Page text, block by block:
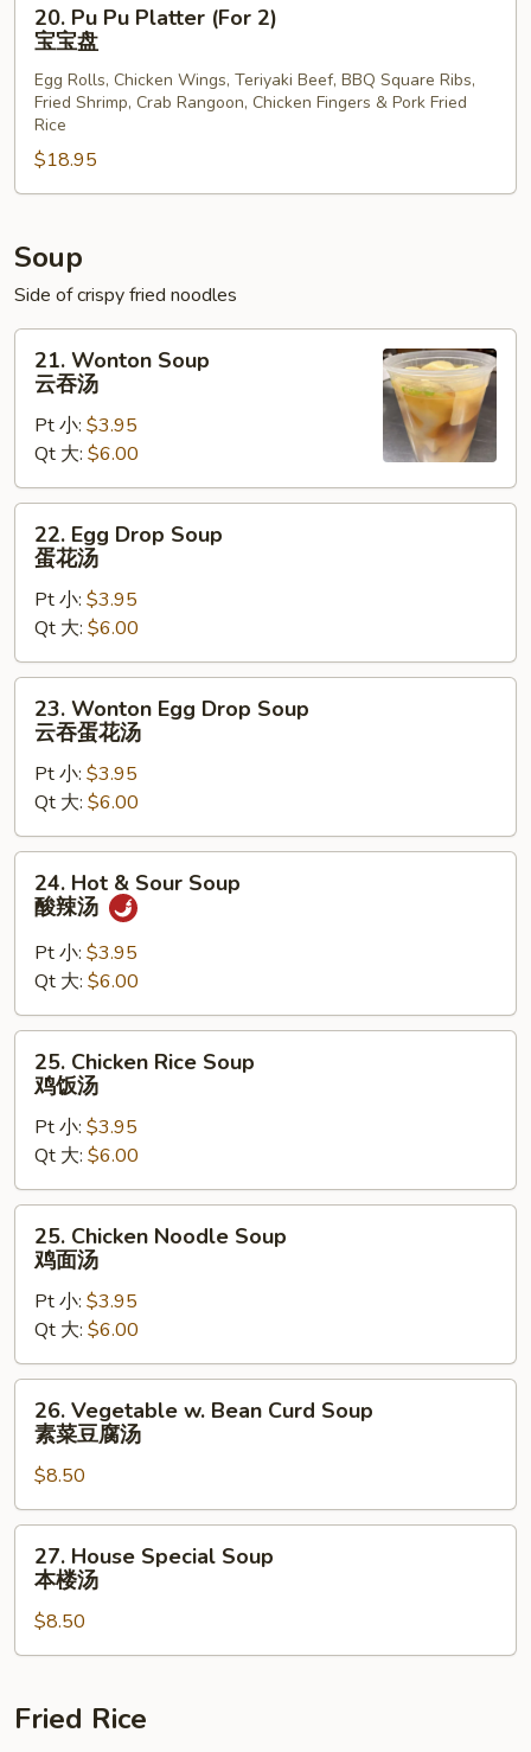
Pu
Pu
Platter
(For
宝
20. Pu Pu Platter (For 2)
宝宝盘
Egg Rolls, Chicken Wings, Teriyaki Beef, BBQ Square Ribs,
Fried Shrimp, Crab Rangoon, Chicken Fingers & Pork Fried
Rice
$18.95
Soup
Side of crispy fried noodles
21.
Wonton
Soup
汤
21. Wonton Soup
云吞汤
Pt 小: $3.95
Qt 大: $6.00
22.
Egg
Drop
Soup
花
汤
22. Egg Drop Soup
蛋花汤
Pt 小: $3.95
Qt 大: $6.00
23.
Wonton
Egg
Drop
Soup
云
吞
23. Wonton Egg Drop Soup
云吞蛋花汤
Pt 小: $3.95
Qt 大: $6.00
24.
Hot
Sour
Soup
酸
辣
24. Hot & Sour Soup
酸辣汤
Pt 小: $3.95
Qt 大: $6.00
25.
Chicken
Rice
Soup
饭
汤
25. Chicken Rice Soup
鸡饭汤
Pt 小: $3.95
Qt 大: $6.00
25.
Chicken
Noodle
Soup
面
汤
25. Chicken Noodle Soup
鸡面汤
Pt 小: $3.95
Qt 大: $6.00
26.
Vegetable
Bean
Curd
Soup
腐
26. Vegetable w. Bean Curd Soup
素菜豆腐汤
$8.50
27.
House
Special
Soup
本
汤
27. House Special Soup
本楼汤
$8.50
Fried Rice